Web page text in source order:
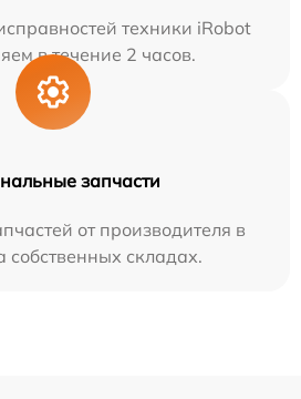
техники iRobot
в течение 2 часов.
запчасти
от производителя в
собственных складах.